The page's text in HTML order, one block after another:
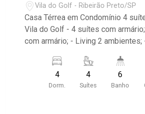
Vila do Golf - Ribeirão Preto/SP
Casa Térrea em Condomínio 4
Vila do Golf - 4 suítes com armário; - 6 banheiros
com armário; - Living 2 ambientes;
armário; - Despensa com armário; -
Serviço; - Quintal; - Corredor
Gourmet; - Churrasqueira; -
4
Dorm.
4
Suítes
6
Banho